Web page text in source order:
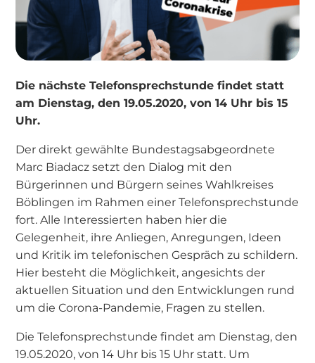
Die nächste Telefonsprechstunde findet statt
am Dienstag, den 19.05.2020, von 14 Uhr bis 15
Uhr.
Der direkt gewählte Bundestagsabgeordnete
Marc Biadacz setzt den Dialog mit den
Bürgerinnen und Bürgern seines Wahlkreises
Böblingen im Rahmen einer Telefonsprechstunde
fort. Alle Interessierten haben hier die
Gelegenheit, ihre Anliegen, Anregungen, Ideen
und Kritik im telefonischen Gespräch zu schildern.
Hier besteht die Möglichkeit, angesichts der
aktuellen Situation und den Entwicklungen rund
um die Corona-Pandemie, Fragen zu stellen.
Die Telefonsprechstunde findet am Dienstag, den
19.05.2020, von 14 Uhr bis 15 Uhr statt. Um